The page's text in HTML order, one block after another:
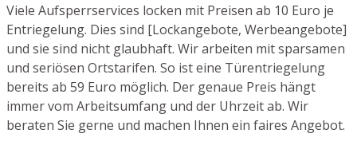
Viele Aufsperrservices locken mit Preisen ab 10 Euro je
Entriegelung. Dies sind [Lockangebote, Werbeangebote]
und sie sind nicht glaubhaft. Wir arbeiten mit sparsamen
und seriösen Ortstarifen. So ist eine Türentriegelung
bereits ab 59 Euro möglich. Der genaue Preis hängt
immer vom Arbeitsumfang und der Uhrzeit ab. Wir
beraten Sie gerne und machen Ihnen ein faires Angebot.